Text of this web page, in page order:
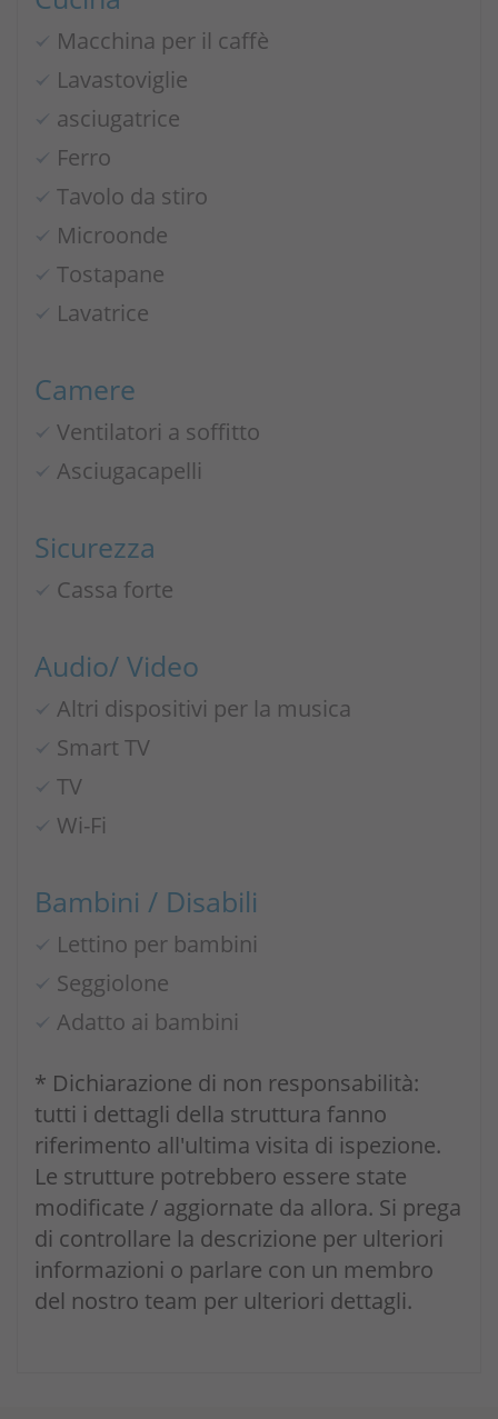
Macchina per il caffè
Lavastoviglie
asciugatrice
Ferro
Tavolo da stiro
Microonde
Tostapane
Lavatrice
Camere
Ventilatori a soffitto
Asciugacapelli
Sicurezza
Cassa forte
Audio/ Video
Altri dispositivi per la musica
Smart TV
TV
Wi-Fi
Bambini / Disabili
Lettino per bambini
Seggiolone
Adatto ai bambini
* Dichiarazione di non responsabilità:
tutti i dettagli della struttura fanno
riferimento all'ultima visita di ispezione.
Le strutture potrebbero essere state
modificate / aggiornate da allora. Si prega
di controllare la descrizione per ulteriori
informazioni o parlare con un membro
del nostro team per ulteriori dettagli.